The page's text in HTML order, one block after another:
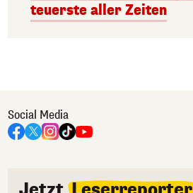
teuerste aller Zeiten
Social Media